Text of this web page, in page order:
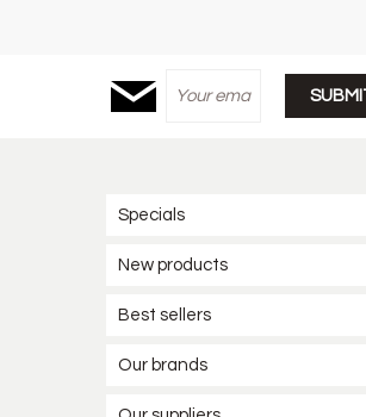
Specials
New products
Best sellers
Our brands